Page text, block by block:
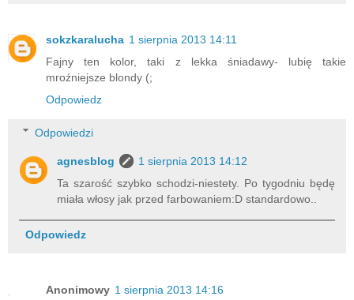
sokzkaralucha 1 sierpnia 2013 14:11
Fajny ten kolor, taki z lekka śniadawy- lubię takie
mroźniejsze blondy (;
Odpowiedz
Odpowiedzi
agnesblog
1 sierpnia 2013 14:12
Ta szarość szybko schodzi-niestety. Po tygodniu będę
miała włosy jak przed farbowaniem:D standardowo..
Odpowiedz
Anonimowy 1 sierpnia 2013 14:16